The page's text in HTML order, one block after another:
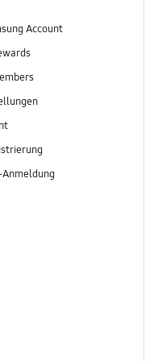
Account